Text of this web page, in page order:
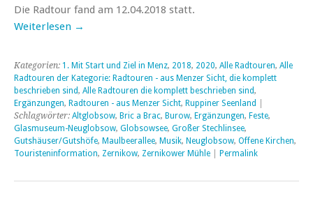
Die Radtour fand am 12.04.2018 statt.
Weiterlesen →
Kategorien: 1. Mit Start und Ziel in Menz, 2018, 2020, Alle Radtouren, Alle
Radtouren der Kategorie: Radtouren - aus Menzer Sicht, die komplett
beschrieben sind, Alle Radtouren die komplett beschrieben sind,
Ergänzungen, Radtouren - aus Menzer Sicht, Ruppiner Seenland
Schlagwörter: Altglobsow, Bric a Brac, Burow, Ergänzungen, Feste,
Glasmuseum-Neuglobsow, Globsowsee, Großer Stechlinsee,
Gutshäuser/Gutshöfe, Maulbeerallee, Musik, Neuglobsow, Offene Kirchen,
Touristeninformation, Zernikow, Zernikower Mühle Permalink